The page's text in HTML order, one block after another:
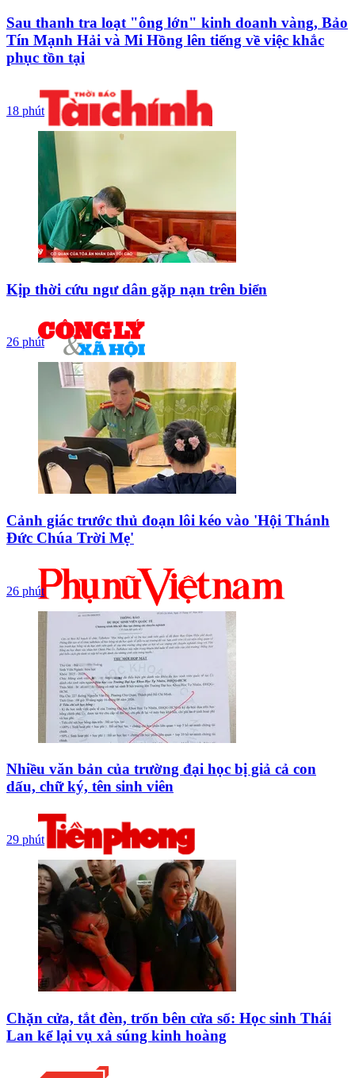
Sau thanh tra loạt "ông lớn" kinh doanh vàng, Bảo
Tín Mạnh Hải và Mi Hồng lên tiếng về việc khắc
phục tồn tại
18 phút
Kịp thời cứu ngư dân gặp nạn trên biển
26 phút
Cảnh giác trước thủ đoạn lôi kéo vào 'Hội Thánh
Đức Chúa Trời Mẹ'
26 phút
Nhiều văn bản của trường đại học bị giả cả con
dấu, chữ ký, tên sinh viên
29 phút
Chặn cửa, tắt đèn, trốn bên cửa sổ: Học sinh Thái
Lan kể lại vụ xả súng kinh hoàng